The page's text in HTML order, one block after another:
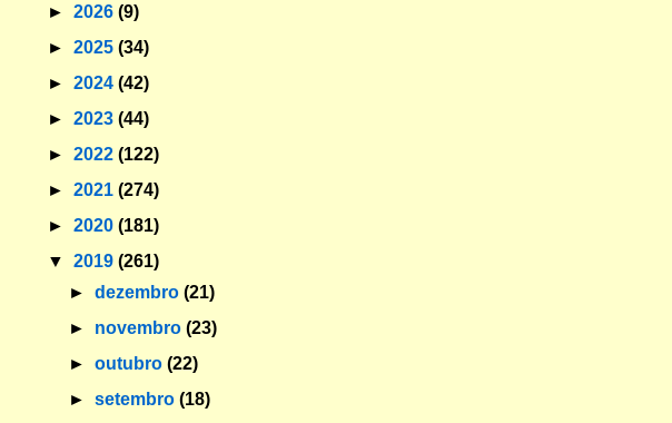
► 2026 (9)
► 2025 (34)
► 2024 (42)
► 2023 (44)
► 2022 (122)
► 2021 (274)
► 2020 (181)
▼ 2019 (261)
►dezembro(21)
► novembro(23)
►outubro(22)
►setembro(18)